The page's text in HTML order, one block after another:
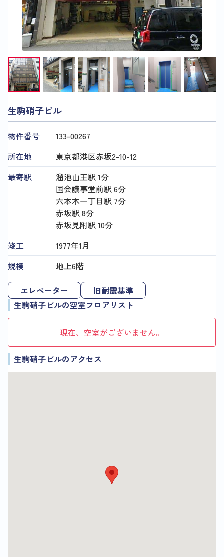
生駒硝子ビル
物件番号
133​-​00267
所在地
東京都港区赤坂2-10-12
最寄駅
溜池山王駅1分
国会議事堂前駅6分
六本木一丁目駅 7分
赤坂駅8分
赤坂見附駅10分
竣工
1977年1月
規模
地上6階
エレベーター
旧耐震基準
生駒硝子ビルの空室フロアリスト
現在、空室がございません。
生駒硝子ビルのアクセス